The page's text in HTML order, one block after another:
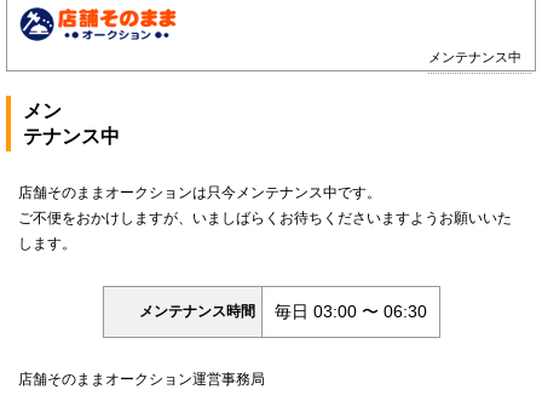
メンテナンス中
メン
テナンス中
店舗そのままオークションは只今メンテナンス中です。
ご不便をおかけしますが、いましばらくお待ちくださいますようお願いいた
します。
メンテナンス時間 毎日 03:00 〜 06:30
店舗そのままオークション運営事務局